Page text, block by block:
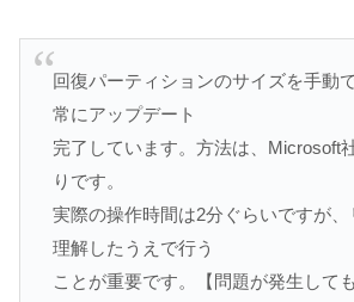
回復パーティションのサイズを手動
常にアップデート
完了しています。方法は、Microsoft
りです。
実際の操作時間は2分ぐらいですが、
理解したうえで行う
ことが重要です。【問題が発生して